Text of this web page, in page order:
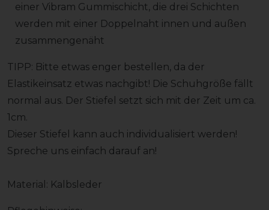
einer Vibram Gummischicht, die drei Schichten
werden mit einer Doppelnaht innen und außen
zusammengenäht
TIPP: Bitte etwas enger bestellen, da der
Elastikeinsatz etwas nachgibt! Die Schuhgröße fällt
normal aus. Der Stiefel setzt sich mit der Zeit um ca.
1cm.
Dieser Stiefel kann auch individualisiert werden!
Spreche uns einfach darauf an!
Material: Kalbsleder